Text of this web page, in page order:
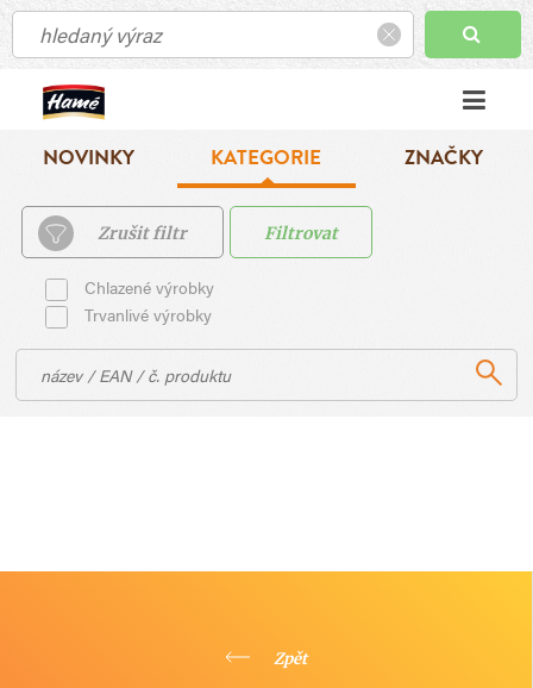
NOVINKY KATEGORIE ZNAČKY
Zrušit filtr Filtrovat
Chlazené výrobky
Trvanlivé výrobky
Zpět